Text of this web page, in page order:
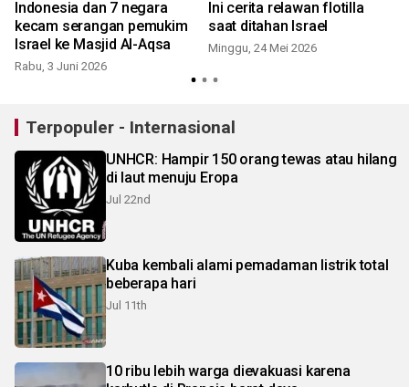
Indonesia dan 7 negara
kecam serangan pemukim
Israel ke Masjid Al-Aqsa
Rabu, 3 Juni 2026
Ini cerita relawan flotilla
saat ditahan Israel
Minggu, 24 Mei 2026
Terpopuler - Internasional
UNHCR: Hampir 150 orang tewas atau hilang
di laut menuju Eropa
Jul 22nd
Kuba kembali alami pemadaman listrik total
beberapa hari
Jul 11th
10 ribu lebih warga dievakuasi karena